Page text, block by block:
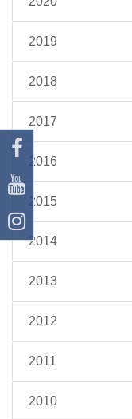
2019
2018
2017
2016
2015
2014
2013
2012
2011
2010